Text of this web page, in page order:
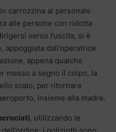
carrozzina al personale
alle persone con ridotta
verso l’uscita, si è
appoggiata dall’operatrice
appena qualche
messo a segno il colpo, la
scalo, per ritornare
insieme alla madre.
, utilizzando le